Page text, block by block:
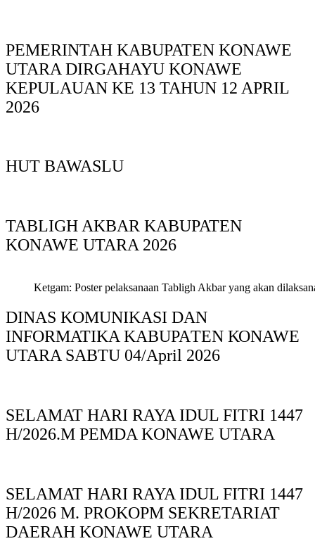
PEMERINTAH KABUPATEN KONAWE
UTARA DIRGAHAYU KONAWE
KEPULAUAN KE 13 TAHUN 12 APRIL
2026
HUT BAWASLU
TABLIGH AKBAR KABUPATEN
KONAWE UTARA 2026
Ketgam: Poster pelaksanaan Tabligh Akbar yang akan
DINAS KOMUNIKASI DAN
INFORMATIKA KABUPAΤΕΝ ΚΟNAWE
UTARA SABTU 04/April 2026
SELAMAT HARI RAYA IDUL FITRI 1447
H/2026.M PEMDA KONAWE UTARA
SELAMAT HARI RAYA IDUL FITRI 1447
H/2026 M. PROKOPM SEKRETARIAT
DAERAH KONAWE UTARA